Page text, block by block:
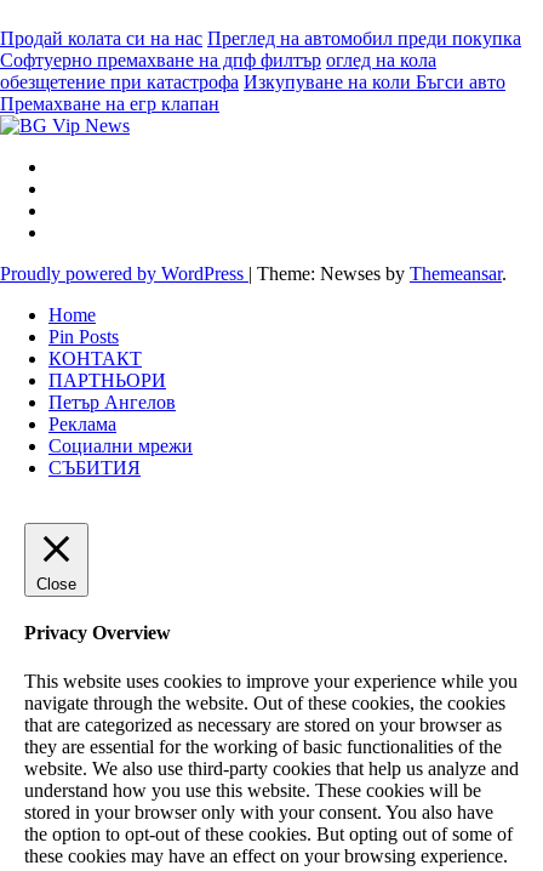
Продай колата си на нас Преглед на автомобил преди покупка
Софтуерно премахване на дпф филтър оглед на кола
обезщетение при катастрофа Изкупуване на коли Бъгси авто
Премахване на егр клапан
Proudly powered by WordPress | Theme: Newses by Themeansar.
Home
Pin Posts
КОНТАКТ
ПАРТНЬОРИ
Петър Ангелов
Реклама
Социални мрежи
СЪБИТИЯ
Close
Privacy Overview
This website uses cookies to improve your experience while you
navigate through the website. Out of these cookies, the cookies
that are categorized as necessary are stored on your browser as
they are essential for the working of basic functionalities of the
website. We also use third-party cookies that help us analyze and
understand how you use this website. These cookies will be
stored in your browser only with your consent. You also have
the option to opt-out of these cookies. But opting out of some of
these cookies may have an effect on your browsing experience.